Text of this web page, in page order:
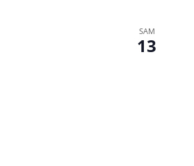
SAM
13